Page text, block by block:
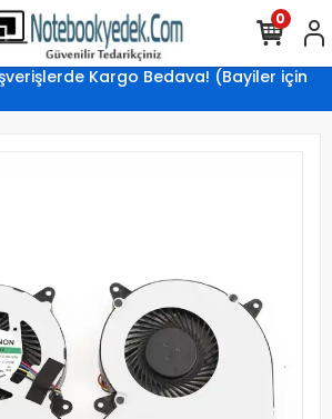
Kargo Bedava! (Bayiler için
0